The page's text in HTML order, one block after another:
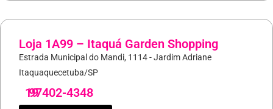
Loja 1A99 – Itaquá Garden Shopping
Estrada Municipal do Mandi, 1114 - Jardim Adriane
Itaquaquecetuba/SP
19
97402-4348